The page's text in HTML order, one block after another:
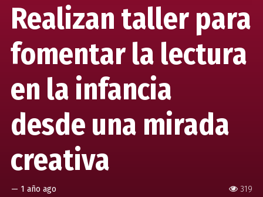
319
Realizan taller para
fomentar la lectura
en la infancia
desde una mirada
creativa
— 1 año ago